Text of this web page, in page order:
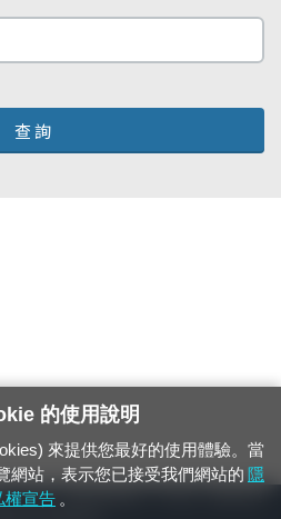
查 詢
、手機，僅限發現軌道、平交道、橋樑及隧
的使用說明
來提供您最好的使用體驗。當
網站，表示您已接受我們網站的 隱
權宣告 。